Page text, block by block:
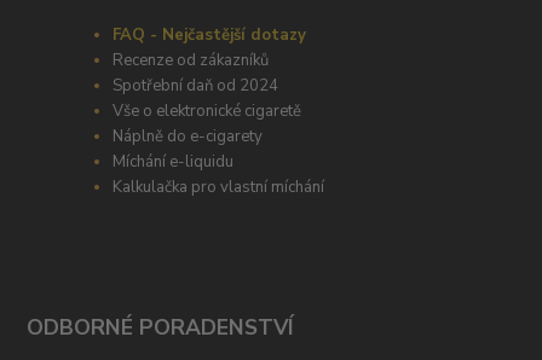
FAQ - Nejčastější dotazy
Recenze od zákazníků
Spotřební daň od 2024
Vše o elektronické cigaretě
Náplně do e-cigarety
Míchání e-liquidu
Kalkulačka pro vlastní míchání
ODBORNÉ PORADENSTVÍ